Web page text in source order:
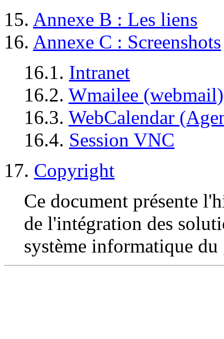
15. Annexe B : Les liens
16. Annexe C : Screenshots
16.1. Intranet
16.2. Wmailee (webmail)
16.3. WebCalendar
16.4. Session VNC
17. Copyright
Ce document présente
de l'intégration des
système informatique